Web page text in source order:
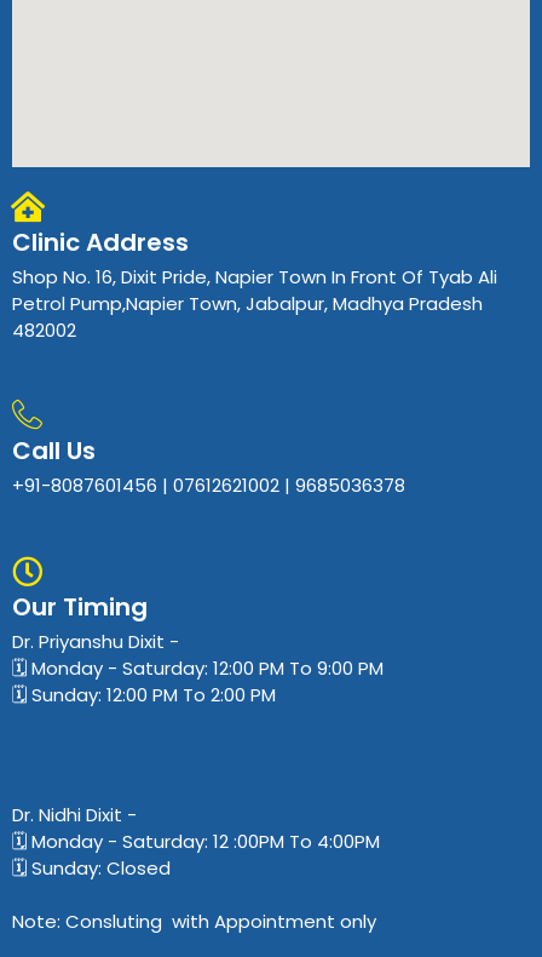
Clinic Address
Shop No. 16, Dixit Pride, Napier Town In Front Of Tyab Ali
Petrol Pump,Napier Town, Jabalpur, Madhya Pradesh
482002
Call Us
+91-8087601456 | 07612621002 | 9685036378
Our Timing
Dr. Priyanshu Dixit​ -
🗓️ Monday - Saturday: 12:00 PM To 9:00 PM
🗓️ Sunday: 12:00 PM To 2:00 PM
Dr. Nidhi Dixit​ -
🗓️ Monday - Saturday: 12 :00PM To 4:00PM
🗓️ Sunday: Closed
Note: Consluting with Appointment only